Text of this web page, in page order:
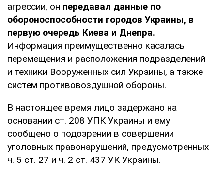
агрессии, он передавал данные по
обороноспособности городов Украины, в
первую очередь Киева и Днепра.
Информация преимущественно касалась
перемещения и расположения подразделений
и техники Вооруженных сил Украины, а также
систем противовоздушной обороны.
В настоящее время лицо задержано на
основании ст. 208 УПК Украины и ему
сообщено о подозрении в совершении
уголовных правонарушений, предусмотренных
ч. 5 ст. 27 и ч. 2 ст. 437 УК Украины.